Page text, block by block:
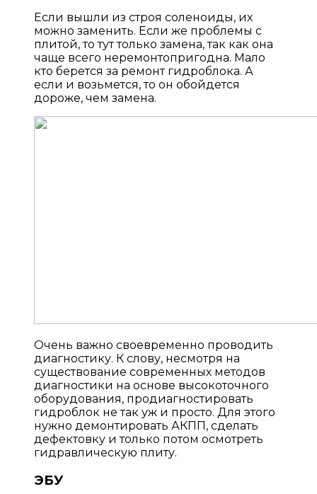
Если вышли из строя соленоиды, их
можно заменить. Если же проблемы с
плитой, то тут только замена, так как она
чаще всего неремонтопригодна. Мало
кто берется за ремонт гидроблока. А
если и возьмется, то он обойдется
дороже, чем замена.
Очень важно своевременно проводить
диагностику. К слову, несмотря на
существование современных методов
диагностики на основе высокоточного
оборудования, продиагностировать
гидроблок не так уж и просто. Для этого
нужно демонтировать АКПП, сделать
дефектовку и только потом осмотреть
гидравлическую плиту.
ЭБУ